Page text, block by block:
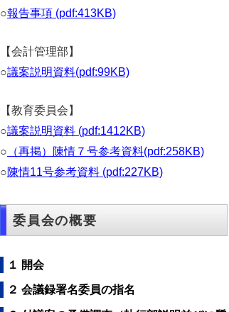
○報告事項 (pdf:413KB)
【会計管理部】
○議案説明資料(pdf:99KB)
【教育委員会】
○議案説明資料 (pdf:1412KB)
○ （再掲）陳情７号参考資料(pdf:258KB)
○陳情11号参考資料 (pdf:227KB)
委員会の概要
１ 開会
２ 会議録署名委員の指名